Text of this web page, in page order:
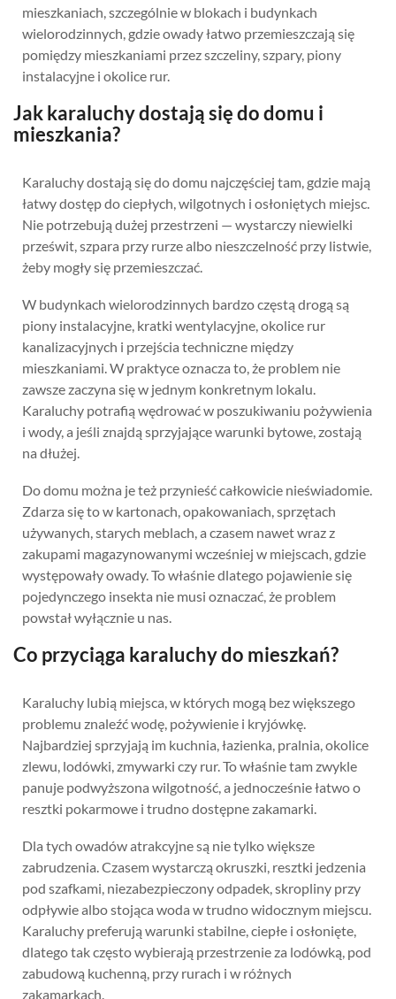
mieszkaniach, szczególnie w blokach i budynkach
wielorodzinnych, gdzie owady łatwo przemieszczają się
pomiędzy mieszkaniami przez szczeliny, szpary, piony
instalacyjne i okolice rur.
Jak karaluchy dostają się do domu i
mieszkania?
Karaluchy dostają się do domu najczęściej tam, gdzie mają
łatwy dostęp do ciepłych, wilgotnych i osłoniętych miejsc.
Nie potrzebują dużej przestrzeni — wystarczy niewielki
prześwit, szpara przy rurze albo nieszczelność przy listwie,
żeby mogły się przemieszczać.
W budynkach wielorodzinnych bardzo częstą drogą są
piony instalacyjne, kratki wentylacyjne, okolice rur
kanalizacyjnych i przejścia techniczne między
mieszkaniami. W praktyce oznacza to, że problem nie
zawsze zaczyna się w jednym konkretnym lokalu.
Karaluchy potrafią wędrować w poszukiwaniu pożywienia
i wody, a jeśli znajdą sprzyjające warunki bytowe, zostają
na dłużej.
Do domu można je też przynieść całkowicie nieświadomie.
Zdarza się to w kartonach, opakowaniach, sprzętach
używanych, starych meblach, a czasem nawet wraz z
zakupami magazynowanymi wcześniej w miejscach, gdzie
występowały owady. To właśnie dlatego pojawienie się
pojedynczego insekta nie musi oznaczać, że problem
powstał wyłącznie u nas.
Co przyciąga karaluchy do mieszkań?
Karaluchy lubią miejsca, w których mogą bez większego
problemu znaleźć wodę, pożywienie i kryjówkę.
Najbardziej sprzyjają im kuchnia, łazienka, pralnia, okolice
zlewu, lodówki, zmywarki czy rur. To właśnie tam zwykle
panuje podwyższona wilgotność, a jednocześnie łatwo o
resztki pokarmowe i trudno dostępne zakamarki.
Dla tych owadów atrakcyjne są nie tylko większe
zabrudzenia. Czasem wystarczą okruszki, resztki jedzenia
pod szafkami, niezabezpieczony odpadek, skropliny przy
odpływie albo stojąca woda w trudno widocznym miejscu.
Karaluchy preferują warunki stabilne, ciepłe i osłonięte,
dlatego tak często wybierają przestrzenie za lodówką, pod
zabudową kuchenną, przy rurach i w różnych
zakamarkach.